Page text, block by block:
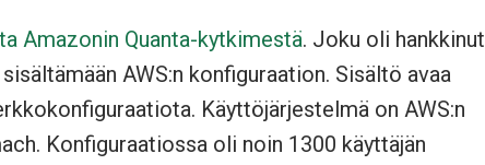
Amazonin Quanta-kytkimestä. Joku oli hankkinut
AWS:n konfiguraation. Sisältö avaa
Käyttöjärjestelmä on AWS:n
Konfiguraatiossa oli noin 1300 käyttäjän